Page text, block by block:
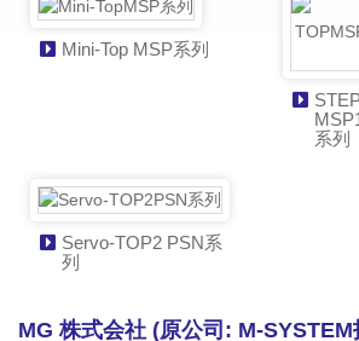
Mini-Top MSP系列
系列
Servo-TOP2 PSN系
列
MG 株式会社 (原公司: M-